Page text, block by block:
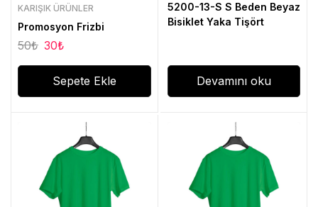
KARIŞIK ÜRÜNLER
Promosyon Frizbi
50₺ 30₺
Sepete Ekle
5200-13-S S Beden Beyaz
Bisiklet Yaka Tişört
Devamını oku